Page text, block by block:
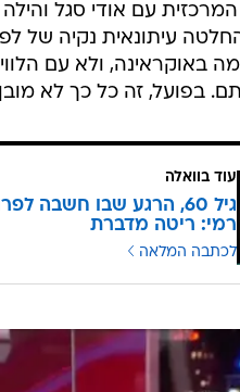
עם אודי סגל
עיתונאית נקיה של
באוקראינה, ולא עם
בפועל, זה כל כך לא
עוד בוואלה
גיל 60, הרגע שבו
רמי: ריטה מדברת
לכתבה המלאה